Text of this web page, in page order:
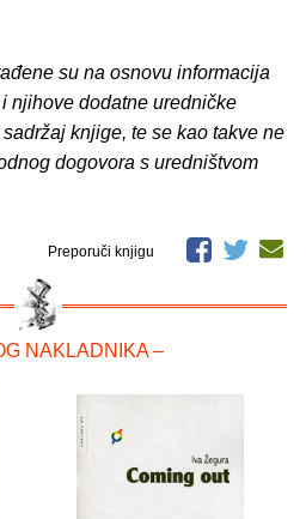
su na osnovu informacija
njihove dodatne uredničke
knjige, te se kao takve ne
dogovora s uredništvom
Preporuči knjigu
NAKLADNIKA –